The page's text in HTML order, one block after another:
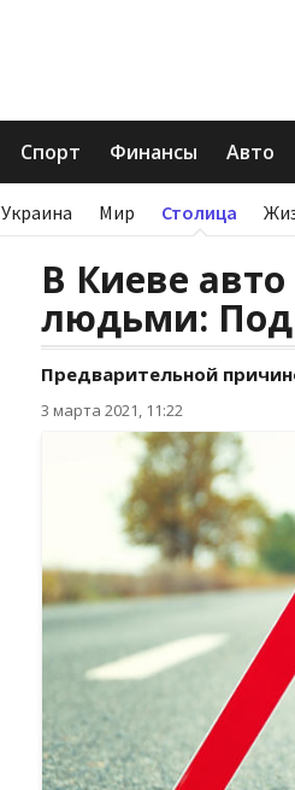
Спорт Финансы Авто
Украина Мир Столица
В Киеве авто
людьми:
Предварительной
3 марта 2021, 11:22